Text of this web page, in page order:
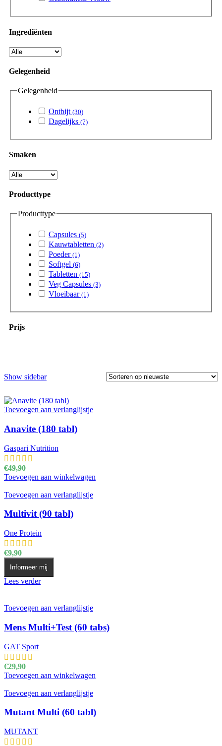
Ingrediënten
Gelegenheid
Gelegenheid
Ontbijt (30)
Dagelijks (7)
Smaken
Producttype
Producttype
Capsules (5)
Kauwtabletten (2)
Poeder (1)
Softgel (6)
Tabletten (15)
Veg Capsules (3)
Vloeibaar (1)
Prijs
Show sidebar
Toevoegen aan verlanglijstje
Anavite (180 tabl)
Gaspari Nutrition
€49,90
Toevoegen aan winkelwagen
Toevoegen aan verlanglijstje
Multivit (90 tabl)
One Protein
€9,90
Informeer mij
Lees verder
Toevoegen aan verlanglijstje
Mens Multi+Test (60 tabs)
GAT Sport
€29,90
Toevoegen aan winkelwagen
Toevoegen aan verlanglijstje
Mutant Multi (60 tabl)
MUTANT